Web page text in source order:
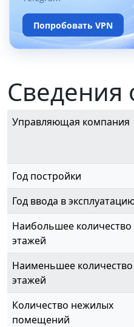
Попробовать VPN
Сведения
Управляющая компания
Год постройки
Год ввода в
Наибольшее количество
этажей
Наименьшее количество
этажей
Количество нежилых
помещений